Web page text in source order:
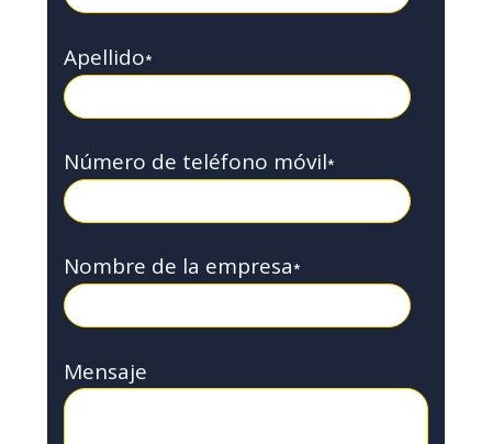
Apellido*
Número de teléfono móvil*
Nombre de la empresa*
Mensaje